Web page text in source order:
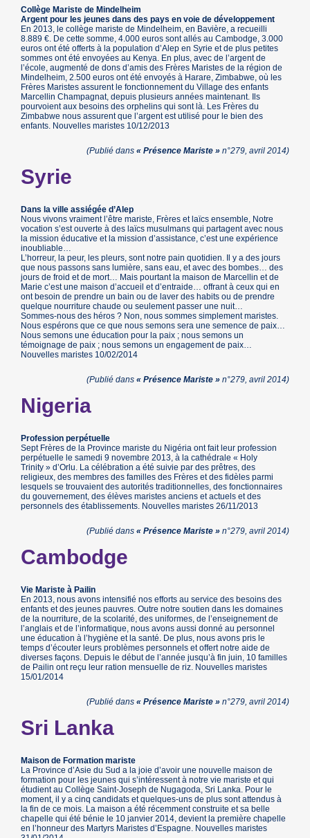
Collège Mariste de Mindelheim
Argent pour les jeunes dans des pays en voie de développement
En 2013, le collège mariste de Mindelheim, en Bavière, a recueilli
8.889 €. De cette somme, 4.000 euros sont allés au Cambodge, 3.000
euros ont été offerts à la population d’Alep en Syrie et de plus petites
sommes ont été envoyées au Kenya. En plus, avec de l’argent de
l’école, augmenté de dons d’amis des Frères Maristes de la région de
Mindelheim, 2.500 euros ont été envoyés à Harare, Zimbabwe, où les
Frères Maristes assurent le fonctionnement du Village des enfants
Marcellin Champagnat, depuis plusieurs années maintenant. Ils
pourvoient aux besoins des orphelins qui sont là. Les Frères du
Zimbabwe nous assurent que l’argent est utilisé pour le bien des
enfants. Nouvelles maristes 10/12/2013
(Publié dans « Présence Mariste »n°279, avril 2014)
Syrie
Dans la ville assiégée d’Alep
Nous vivons vraiment l’être mariste, Frères et laïcs ensemble, Notre
vocation s’est ouverte à des laïcs musulmans qui partagent avec nous
la mission éducative et la mission d’assistance, c’est une expérience
inoubliable…
L’horreur, la peur, les pleurs, sont notre pain quotidien. Il y a des jours
que nous passons sans lumière, sans eau, et avec des bombes… des
jours de froid et de mort… Mais pourtant la maison de Marcellin et de
Marie c’est une maison d’accueil et d’entraide… offrant à ceux qui en
ont besoin de prendre un bain ou de laver des habits ou de prendre
quelque nourriture chaude ou seulement passer une nuit…
Sommes-nous des héros ? Non, nous sommes simplement maristes.
Nous espérons que ce que nous semons sera une semence de paix…
Nous semons une éducation pour la paix ; nous semons un
témoignage de paix ; nous semons un engagement de paix…
Nouvelles maristes 10/02/2014
(Publié dans « Présence Mariste »n°279, avril 2014)
Nigeria
Profession perpétuelle
Sept Frères de la Province mariste du Nigéria ont fait leur profession
perpétuelle le samedi 9 novembre 2013, à la cathédrale « Holy
Trinity » d’Orlu. La célébration a été suivie par des prêtres, des
religieux, des membres des familles des Frères et des fidèles parmi
lesquels se trouvaient des autorités traditionnelles, des fonctionnaires
du gouvernement, des élèves maristes anciens et actuels et des
personnels des établissements. Nouvelles maristes 26/11/2013
(Publié dans « Présence Mariste »n°279, avril 2014)
Cambodge
Vie Mariste à Pailin
En 2013, nous avons intensifié nos efforts au service des besoins des
enfants et des jeunes pauvres. Outre notre soutien dans les domaines
de la nourriture, de la scolarité, des uniformes, de l’enseignement de
l’anglais et de l’informatique, nous avons aussi donné au personnel
une éducation à l’hygiène et la santé. De plus, nous avons pris le
temps d’écouter leurs problèmes personnels et offert notre aide de
diverses façons. Depuis le début de l’année jusqu’à fin juin, 10 familles
de Pailin ont reçu leur ration mensuelle de riz. Nouvelles maristes
15/01/2014
(Publié dans « Présence Mariste »n°279, avril 2014)
Sri Lanka
Maison de Formation mariste
La Province d’Asie du Sud a la joie d’avoir une nouvelle maison de
formation pour les jeunes qui s’intéressent à notre vie mariste et qui
étudient au Collège Saint-Joseph de Nugagoda, Sri Lanka. Pour le
moment, il y a cinq candidats et quelques-uns de plus sont attendus à
la fin de ce mois. La maison a été récemment construite et sa belle
chapelle qui été bénie le 10 janvier 2014, devient la première chapelle
en l’honneur des Martyrs Maristes d’Espagne. Nouvelles maristes